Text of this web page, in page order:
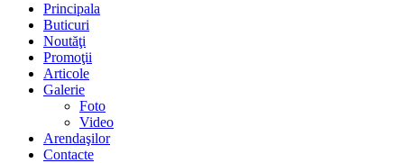
Principala
Buticuri
Noutăţi
Promoţii
Articole
Galerie
Foto
Video
Arendaşilor
Contacte